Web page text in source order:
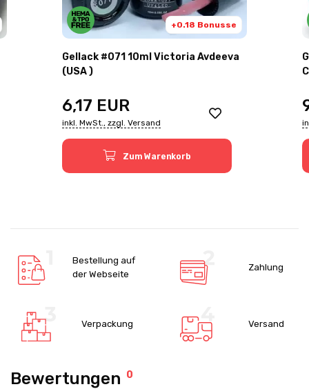
+0.18 Bonusse
Gellack #071 10ml Victoria Avdeeva
(USA )
6,17 EUR
inkl. MwSt., zzgl. Versand
Zum Warenkorb
Bestellung auf
der Webseite
Zahlung
Verpackung Versand
Bewertungen 0